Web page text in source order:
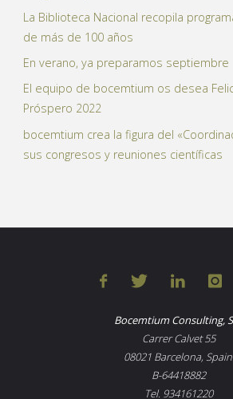
La Biblioteca Nacional recopila
de más de 100 años
En verano, ya preparamos septiembre
El equipo de bocemtium os desea
Próspero 2022
bocemtium crea la figura del
sus congresos y reuniones científicas
Bocemtium Consulting,
Carrer Calvet 55
08021 Barcelona, Spain.
B-64418882
Tel. 934161220